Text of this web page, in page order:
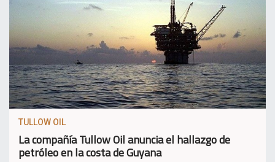
TULLOW OIL
La compañía Tullow Oil anuncia el hallazgo de
petróleo en la costa de Guyana